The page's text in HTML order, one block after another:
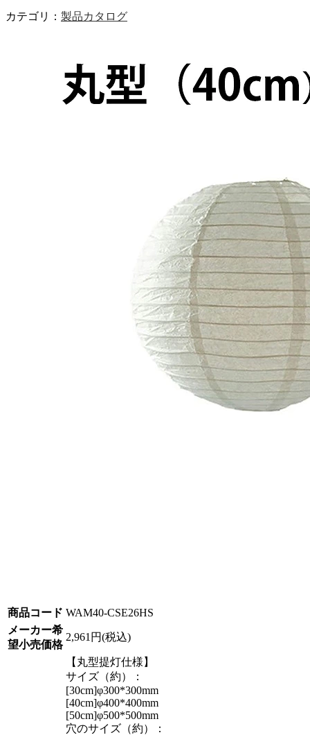
カテゴリ： 製品カタログ
商品コード WAM40-CSE26HS
メーカー希
望小売価格
2,961円(税込)
【丸型提灯仕様】
サイズ（約）：
[30cm]φ300*300mm
[40cm]φ400*400mm
[50cm]φ500*500mm
穴のサイズ（約）：